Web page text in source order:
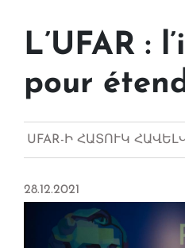
L’UFAR :
pour
UFAR-Ի ՀԱՏՈՒԿ
28.12.2021